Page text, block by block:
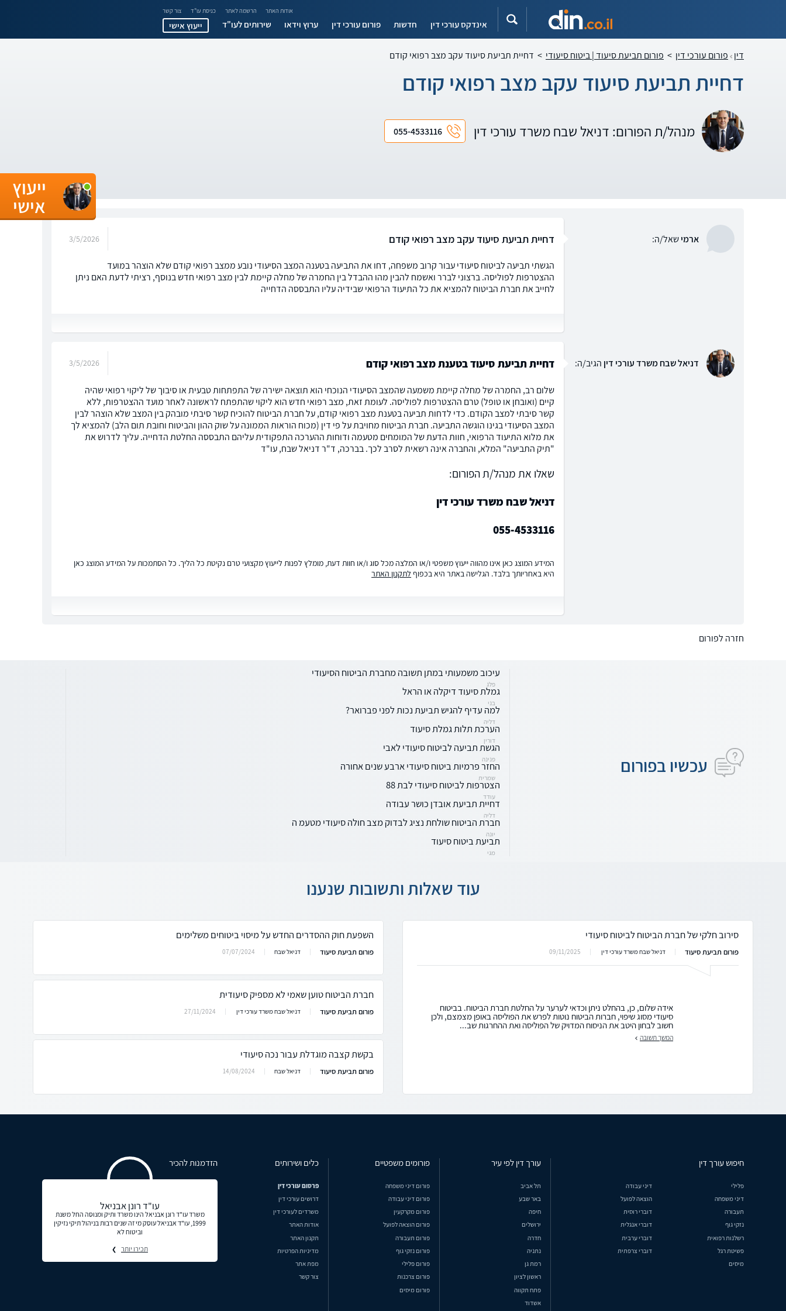
אודות האתר הרשמה לאתר כניסת עו"ד צור קשר
אינדקס עורכי דין חדשות פורום עורכי דין ערוץ וידאו שירותים לעו"ד ייעוץ אישי
דין פורום עורכי דין > פורום תביעת סיעוד | ביטוח סיעודי > דחיית תביעת סיעוד עקב מצב רפואי קודם
דחיית תביעת סיעוד עקב מצב רפואי קודם
מנהל/ת הפורום: דניאל שבח משרד עורכי דין 055-4533116
ארמישאל/ה: דחיית תביעת סיעוד עקב מצב רפואי קודם 3/5/2026
הגשתי תביעה לביטוח סיעודי עבור קרוב משפחה, דחו את התביעה בטענה המצב הסיעודי נובע ממצב רפואי קודם שלא הוצהר במועד
ההצטרפות לפוליסה. ברצוני לברר ואשמח להבין מהו ההבדל בין החמרה של מחלה קיימת לבין מצב רפואי חדש בנוסף, רציתי לדעת האם ניתן
לחייב את חברת הביטוח להמציא את כל התיעוד הרפואי שבידיה עליו התבססה הדחייה
דניאל שבח משרד עורכי דין הגיב/ה: דחיית תביעת סיעוד בטענת מצב רפואי קודם 3/5/2026
שלום רב, החמרה של מחלה קיימת משמעה שהמצב הסיעודי הנוכחי הוא תוצאה ישירה של התפתחות טבעית או סיבוך של ליקוי רפואי שהיה
קיים (ואובחן או טופל) טרם ההצטרפות לפוליסה. לעומת זאת, מצב רפואי חדש הוא ליקוי שהתפתח לראשונה לאחר מועד ההצטרפות, ללא
קשר סיבתי למצב הקודם. כדי לדחות תביעה בטענת מצב רפואי קודם, על חברת הביטוח להוכיח קשר סיבתי מובהק בין המצב שלא הוצהר לבין
המצב הסיעודי בגינו הוגשה התביעה. חברת הביטוח מחויבת על פי דין (מכוח הוראות הממונה על שוק ההון והביטוח וחובת תום הלב) להמציא לך
את מלוא התיעוד הרפואי, חוות הדעת של המומחים מטעמה ודוחות ההערכה התפקודית עליהם התבססה החלטת הדחייה. עליך לדרוש את
"תיק התביעה" המלא, והחברה אינה רשאית לסרב לכך. בברכה, ד"ר דניאל שבח, עו"ד
שאלו את מנהל/ת הפורום:
דניאל שבח משרד עורכי דין
055-4533116
המידע המוצג כאן אינו מהווה ייעוץ משפטי ו/או המלצה מכל סוג ו/או חוות דעת, מומלץ לפנות לייעוץ מקצועי טרם נקיטת כל הליך. כל הסתמכות על המידע המוצג כאן
היא באחריותך בלבד. הגלישה באתר היא בכפוף לתקנון האתר
חזרה לפורום
עכשיו בפורום
עיכוב משמעותי במתן תשובה מחברת הביטוח הסיעודי
פלג
גמלת סיעוד דיקלה או הראל
בני
למה עדיף להגיש תביעת נכות לפני פברואר?
דליה
הערכת תלות גמלת סיעוד
דורין
הגשת תביעה לביטוח סיעודי לאבי
פנינה
החזר פרמיות ביטוח סיעודי ארבע שנים אחורה
שמרית
הצטרפות לביטוח סיעודי לבת 88
עודד
דחיית תביעת אובדן כושר עבודה
דליה
חברת הביטוח שולחת נציג לבדוק מצב חולה סיעודי מטעמ ה
יונה
תביעת ביטוח סיעוד
מגי
עוד שאלות ותשובות שנענו
סירוב חלקי של חברת הביטוח לביטוח סיעודי
פורום תביעת סיעוד דניאל שבח משרד עורכי דין 09/11/2025
אידה שלום, כן, בהחלט ניתן וכדאי לערער על החלטת חברת הביטוח. בביטוח
סיעודי מסוג שיפוי, חברות הביטוח נוטות לפרש את הפוליסה באופן מצמצם, ולכן
חשוב לבחון היטב את הניסוח המדויק של הפוליסה ואת ההחרגות שב...
המשך תשובה
השפעת חוק ההסדרים החדש על מיסוי ביטוחים משלימים
פורום תביעת סיעוד דניאל שבח 07/07/2024
חברת הביטוח טוען שאמי לא מספיק סיעודית
פורום תביעת סיעוד דניאל שבח משרד עורכי דין 27/11/2024
בקשת קצבה מוגדלת עבור נכה סיעודי
פורום תביעת סיעוד דניאל שבח 14/08/2024
ייעוץ
אישי
חיפוש עורך דין
פלילי
דיני עבודה
דיני משפחה
הוצאה לפועל
תעבורה
דוברי רוסית
נזקי גוף
דוברי אנגלית
רשלנות רפואית
דוברי ערבית
פשיטת רגל
דוברי צרפתית
מיסים
עורך דין לפי עיר
תל אביב
באר שבע
חיפה
ירושלים
חדרה
נתניה
רמת גן
ראשון לציון
פתח תקווה
אשדוד
פורומים משפטיים
פורום דיני משפחה
פורום דיני עבודה
פורום מקרקעין
פורום הוצאה לפועל
פורום תעבורה
פורום נזקי גוף
פורום פלילי
פורום צרכנות
פורום מיסים
כלים ושירותים
פרסום עורכי דין
דרושים עורכי דין
משרדים לעורכי דין
אודות האתר
תקנון האתר
מדיניות הפרטיות
מפת אתר
צור קשר
הזדמנות להכיר
עו"ד רונן אבניאל
משרד עו"ד רונן אבניאל הינו משרד ותיק ומנוסה החל משנת
1999, עו"ד אבניאל עוסק מי זה שנים רבות בניהול תיקי נזיקין
וביטוח לא
תכירו יותר